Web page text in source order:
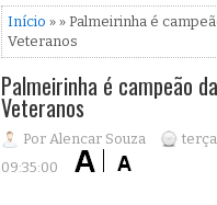
Início » » Palmeirinha é
Veteranos
Palmeirinha é campeão
Veteranos
Por Alencar Souza
09:35:00